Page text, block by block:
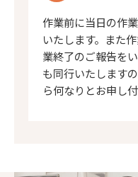
作業前に当日の作
いたします。また
業終了のご報告を
も同行いたします
ら何なりとお申し